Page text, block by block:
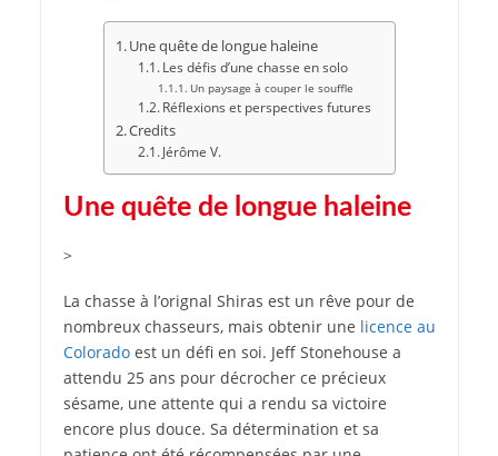
Une quête de longue haleine
Les défis d’une chasse en solo
Un paysage à couper le souffle
Réflexions et perspectives futures
Credits
Jérôme V.
Une quête de longue haleine
>
La chasse à l’orignal Shiras est un rêve pour de
nombreux chasseurs, mais obtenir une licence au
Coloradoest un défi en soi. Jeff Stonehouse a
attendu 25 ans pour décrocher ce précieux
sésame, une attente qui a rendu sa victoire
encore plus douce. Sa détermination et sa